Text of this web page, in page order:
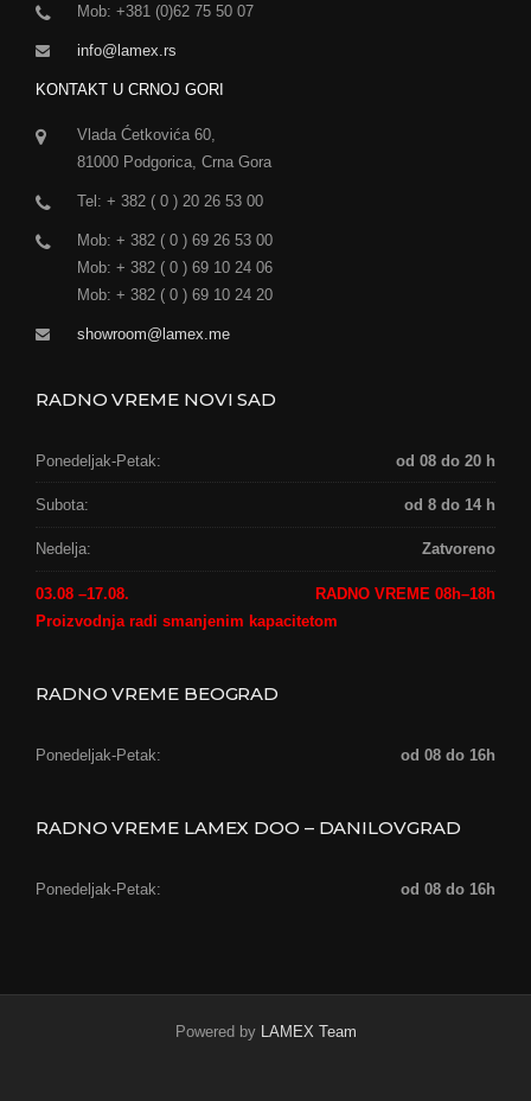
Mob: +381 (0)62 75 50 07
info@lamex.rs
KONTAKT U CRNOJ GORI
Vlada Ćetkovića 60,
81000 Podgorica, Crna Gora
Tel: + 382 ( 0 ) 20 26 53 00
Mob: + 382 ( 0 ) 69 26 53 00
Mob: + 382 ( 0 ) 69 10 24 06
Mob: + 382 ( 0 ) 69 10 24 20
showroom@lamex.me
RADNO VREME NOVI SAD
Ponedeljak-Petak: od 08 do 20 h
Subota: od 8 do 14 h
Nedelja: Zatvoreno
03.08 –17.08.
RADNO VREME 08h–18h
Proizvodnja radi smanjenim kapacitetom
RADNO VREME BEOGRAD
Ponedeljak-Petak: od 08 do 16h
RADNO VREME LAMEX DOO – DANILOVGRAD
Ponedeljak-Petak: od 08 do 16h
Powered by LAMEX Team